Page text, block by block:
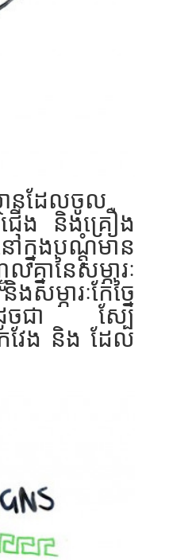
ានដែលចូល
ើង និងគ្រឿង
ក្នុងបណ្តុំមាន
ានៃសម្ភារៈ
ភារៈកែច្នៃ
ចជា ស្បែ
វែង និង ដែល